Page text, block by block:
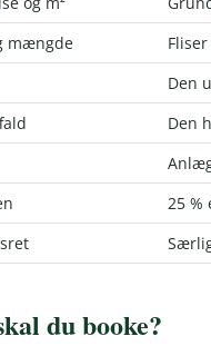
mængde
Den
Den
25
du booke?